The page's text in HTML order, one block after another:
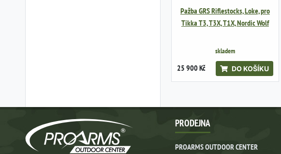
Pažba GRS Riflestocks, Loke, pro
Tikka T3, T3X, T1X, Nordic Wolf
skladem
25 900 Kč DO KOŠÍKU
PRODEJNA
PROARMS OUTDOOR CENTER